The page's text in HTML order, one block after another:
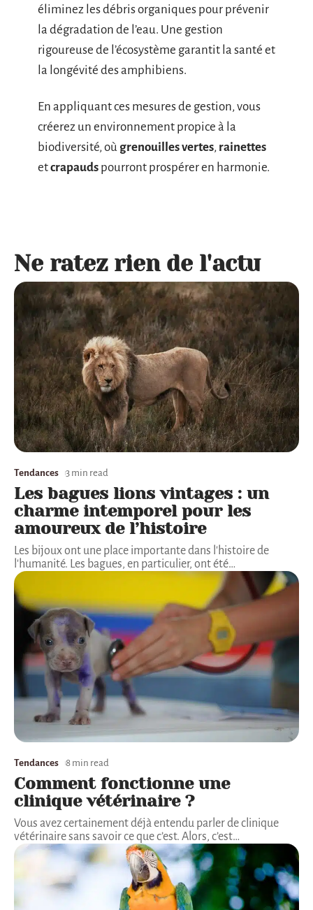
éliminez les débris organiques pour prévenir
la dégradation de l’eau. Une gestion
rigoureuse de l’écosystème garantit la santé et
la longévité des amphibiens.
En appliquant ces mesures de gestion, vous
créerez un environnement propice à la
biodiversité, où grenouilles vertes, rainettes
etcrapauds pourront prospérer en harmonie.
Ne ratez rien de l'actu
Tendances 3 min read
Les bagues lions vintages : un
charme intemporel pour les
amoureux de l’histoire
Les bijoux ont une place importante dans l'histoire de
l'humanité. Les bagues, en particulier, ont été…
Tendances 8 min read
Comment fonctionne une
clinique vétérinaire ?
Vous avez certainement déjà entendu parler de clinique
vétérinaire sans savoir ce que c’est. Alors, c’est…